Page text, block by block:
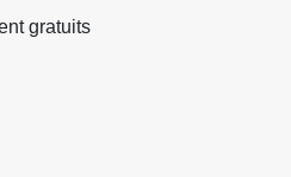
gratuits